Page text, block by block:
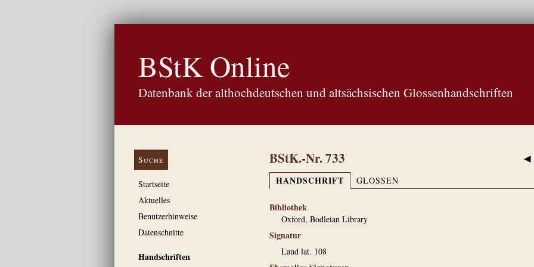
BStK Online
Datenbank der althochdeutschen und altsächsischen Glossenhandschriften
Suche
Startseite
Aktuelles
Benutzerhinweise
Datenschnitte
Handschriften
◀
BStK.-Nr. 733
HANDSCHRIFT GLOSSEN
Bibliothek
Oxford, Bodleian Library
Signatur
Laud lat. 108